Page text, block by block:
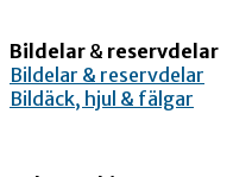
Bildelar & reservdelar
Bildelar & reservdelar
Bildäck, hjul & fälgar